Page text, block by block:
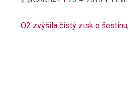
O2 zvýšila čistý zisk o